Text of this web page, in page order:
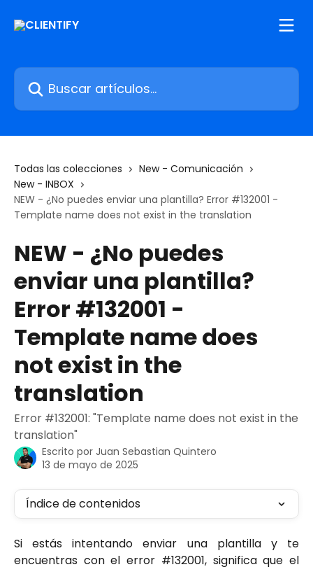
Buscar artículos...
Todas las colecciones
New - Comunicación
New - INBOX
NEW - ¿No puedes enviar una plantilla? Error #132001 -
Template name does not exist in the translation
NEW - ¿No puedes
enviar una plantilla?
Error #132001 -
Template name does
not exist in the
translation
Error #132001: "Template name does not exist in the
translation"
Escrito por Juan Sebastian Quintero
13 de mayo de 2025
Índice de contenidos
Si estás intentando enviar una plantilla y te
encuentras con el error #132001, significa que el